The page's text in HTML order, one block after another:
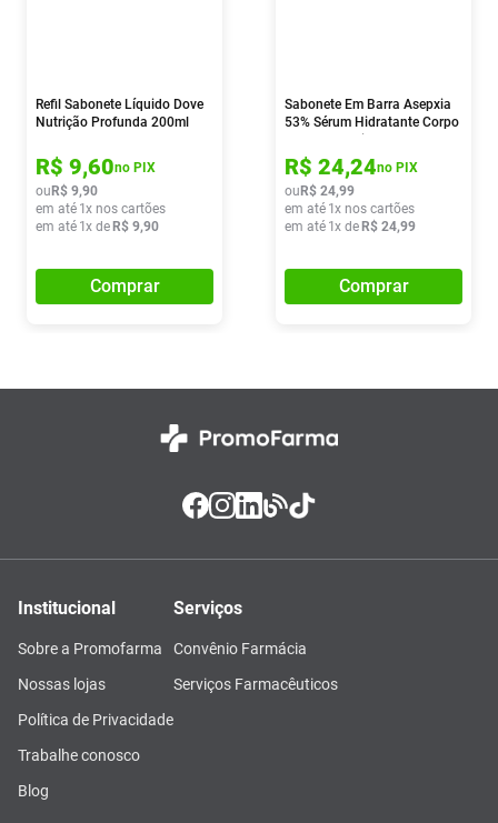
Refil Sabonete Líquido Dove
Nutrição Profunda 200ml
R$ 9,60no PIX
ou R$ 9,90
em até 1x nos cartões
em até 1x de R$ 9,90
Comprar
Sabonete Em Barra Asepxia
53% Sérum Hidratante Corpo
R$ 24,24no PIX
ou R$ 24,99
em até 1x nos cartões
em até 1x de R$ 24,99
Comprar
Institucional
Sobre a Promofarma
Nossas lojas
Política de Privacidade
Trabalhe conosco
Blog
Serviços
Convênio Farmácia
Serviços Farmacêuticos